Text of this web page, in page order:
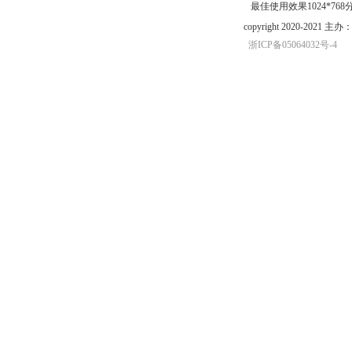
最佳使用效果1024*768
copyright 2020-2021 主
浙ICP备05064032号-4